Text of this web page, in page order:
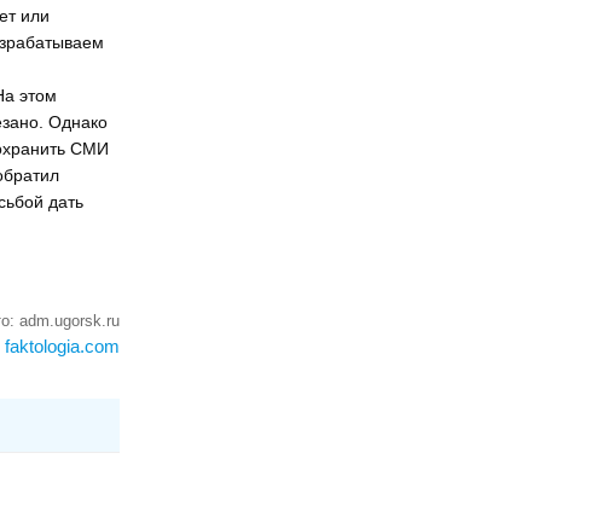
или
этом
Однако
СМИ
дать
adm.ugorsk.ru
faktologia.com